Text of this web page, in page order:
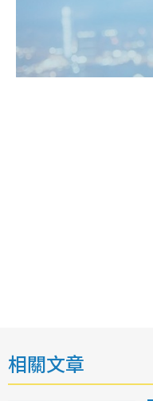
相關文章